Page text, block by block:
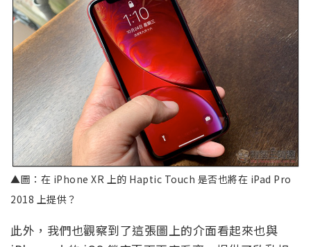
▲圖：在 iPhone XR 上的 Haptic Touch 是否也將在 iPad Pro
2018 上提供？
此外，我們也觀察到了這張圖上的介面看起來也與